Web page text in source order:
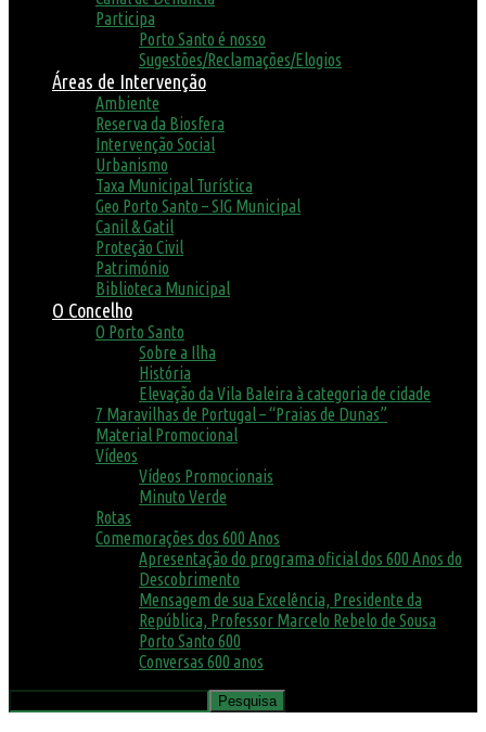
Participa
Porto Santo é nosso
Sugestões/Reclamações/Elogios
Áreas de Intervenção
Ambiente
Reserva da Biosfera
Intervenção Social
Urbanismo
Taxa Municipal Turística
Geo Porto Santo – SIG Municipal
Canil & Gatil
Proteção Civil
Património
Biblioteca Municipal
O Concelho
O Porto Santo
Sobre a Ilha
História
Elevação da Vila Baleira à categoria de cidade
7 Maravilhas de Portugal – “Praias de Dunas”
Material Promocional
Vídeos
Vídeos Promocionais
Minuto Verde
Rotas
Comemorações dos 600 Anos
Apresentação do programa oficial dos 600 Anos do
Descobrimento
Mensagem de sua Excelência, Presidente da
República, Professor Marcelo Rebelo de Sousa
Porto Santo 600
Conversas 600 anos